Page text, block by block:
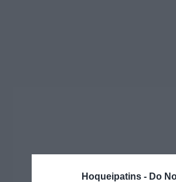
Hoqueipatins - Do